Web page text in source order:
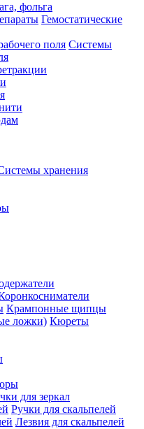
фольга
Гемостатические
Системы
хранения
Крампонные щипцы
Кюреты
для зеркал
Ручки для скальпелей
Лезвия для скальпелей